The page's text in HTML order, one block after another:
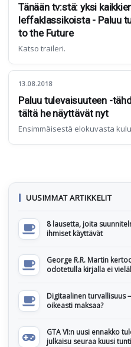
Tänään tv:stä: yksi
leffaklassikoista - Paluu
to the Future
Katso traileri.
13.08.2018
Paluu tulevaisuuteen -
tältä he näyttävät nyt
Ensimmäisestä elokuvasta
UUSIMMAT ARTIKKELIT
8 lausetta, joita
ihmiset käyttävät
George R.R. Martin
odotetulla kirjalla ei
Digitaalinen turvallisuus
oikeasti maksaa?
GTA VI:n uusi ennakko
julkaisu seuraa kuusi